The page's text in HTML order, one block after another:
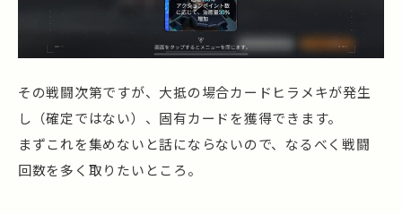
その戦闘次第ですが、大抵の場合カードヒラメキが発生
し（確定ではない）、固有カードを獲得できます。
まずこれを集めないと話にならないので、なるべく戦闘
回数を多く取りたいところ。